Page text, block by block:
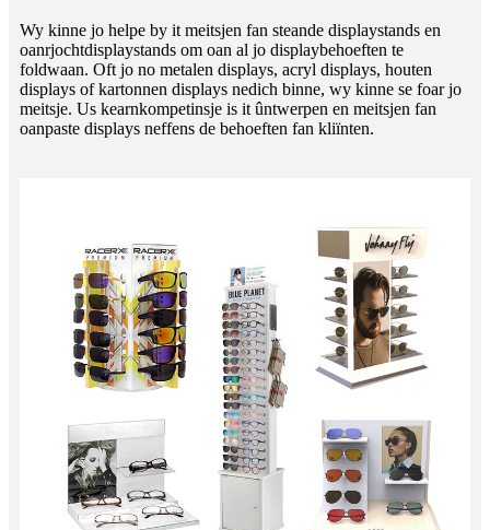
Wy kinne jo helpe by it meitsjen fan steande displaystands en
oanrjochtdisplaystands om oan al jo displaybehoeften te
foldwaan. Oft jo no metalen displays, acryl displays, houten
displays of kartonnen displays nedich binne, wy kinne se foar jo
meitsje. Us kearnkompetinsje is it ûntwerpen en meitsjen fan
oanpaste displays neffens de behoeften fan kliïnten.